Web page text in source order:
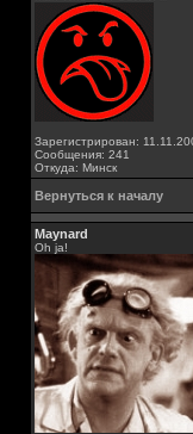
Зарегистрирован:
Сообщения: 241
Откуда: Минск
Вернуться к началу
Maynard
Oh ja!